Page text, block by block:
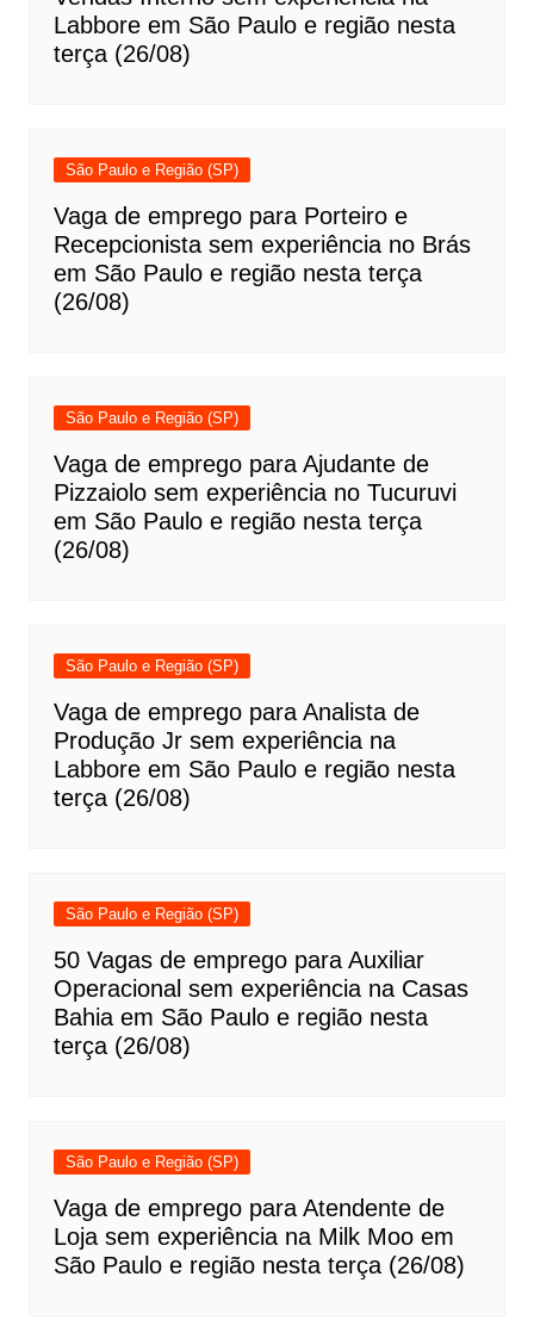
Labbore em São Paulo e região nesta
terça (26/08)
São Paulo e Região (SP)
Vaga de emprego para Porteiro e
Recepcionista sem experiência no Brás
em São Paulo e região nesta terça
(26/08)
São Paulo e Região (SP)
Vaga de emprego para Ajudante de
Pizzaiolo sem experiência no Tucuruvi
em São Paulo e região nesta terça
(26/08)
São Paulo e Região (SP)
Vaga de emprego para Analista de
Produção Jr sem experiência na
Labbore em São Paulo e região nesta
terça (26/08)
São Paulo e Região (SP)
50 Vagas de emprego para Auxiliar
Operacional sem experiência na Casas
Bahia em São Paulo e região nesta
terça (26/08)
São Paulo e Região (SP)
Vaga de emprego para Atendente de
Loja sem experiência na Milk Moo em
São Paulo e região nesta terça (26/08)